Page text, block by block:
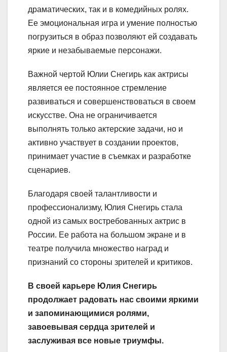
драматических, так и в комедийных ролях.
Ее эмоциональная игра и умение полностью
погрузиться в образ позволяют ей создавать
яркие и незабываемые персонажи.
Важной чертой Юлии Снегирь как актрисы
является ее постоянное стремление
развиваться и совершенствоваться в своем
искусстве. Она не ограничивается
выполнять только актерские задачи, но и
активно участвует в создании проектов,
принимает участие в съемках и разработке
сценариев.
Благодаря своей талантливости и
профессионализму, Юлия Снегирь стала
одной из самых востребованных актрис в
России. Ее работа на большом экране и в
театре получила множество наград и
признаний со стороны зрителей и критиков.
В своей карьере Юлия Снегирь
продолжает радовать нас своими яркими
и запоминающимися ролями,
завоевывая сердца зрителей и
заслуживая все новые триумфы.